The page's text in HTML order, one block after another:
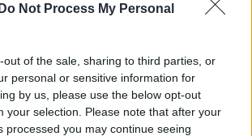
Do Not Process My Personal
out of the sale, sharing to third parties, or
personal or sensitive information for
by us, please use the below opt-out
your selection. Please note that after your
processed you may continue seeing